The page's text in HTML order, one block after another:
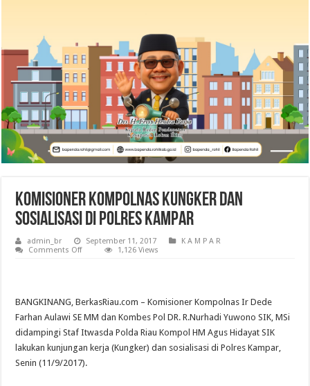
Komisioner Kompolnas Kungker dan
Sosialisasi di Polres Kampar
admin_br September 11, 2017
K A M P A R
Comments Offon
di
Polres
Kampar
1,126 Views
BANGKINANG, BerkasRiau.com – Komisioner Kompolnas Ir Dede
Farhan Aulawi SE MM dan Kombes Pol DR. R.Nurhadi Yuwono SIK, MSi
didampingi Staf Itwasda Polda Riau Kompol HM Agus Hidayat SIK
lakukan kunjungan kerja (Kungker) dan sosialisasi di Polres Kampar,
Senin (11/9/2017).